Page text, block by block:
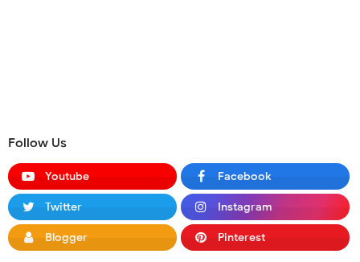
Follow Us
Youtube Facebook
Twitter Instagram
Blogger Pinterest